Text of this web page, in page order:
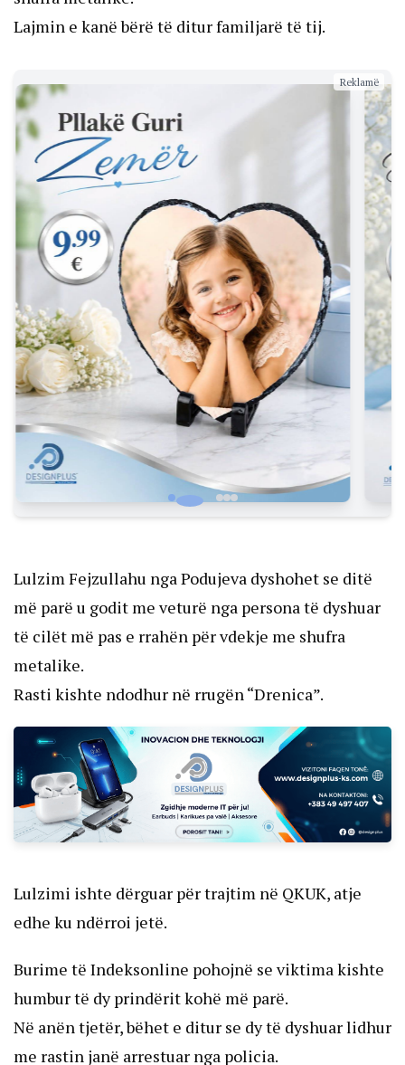
Lajmin e kanë bërë të ditur familjarë të tij.
Reklamë
Lulzim Fejzullahu nga Podujeva dyshohet se ditë
më parë u godit me veturë nga persona të dyshuar
të cilët më pas e rrahën për vdekje me shufra
metalike.
Rasti kishte ndodhur në rrugën “Drenica”.
Lulzimi ishte dërguar për trajtim në QKUK, atje
edhe ku ndërroi jetë.
Burime të Indeksonline pohojnë se viktima kishte
humbur të dy prindërit kohë më parë.
Në anën tjetër, bëhet e ditur se dy të dyshuar lidhur
me rastin janë arrestuar nga policia.